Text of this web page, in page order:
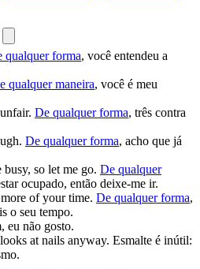
qualquer forma, você entendeu a
qualquer maneira, você é meu
De qualquer forma, três contra
De qualquer forma, acho que já
so let me go. De qualquer
ocupado, então deixe-me ir.
of your time. De qualquer forma,
o seu tempo.
eu não gosto.
at nails anyway. Esmalte é inútil: